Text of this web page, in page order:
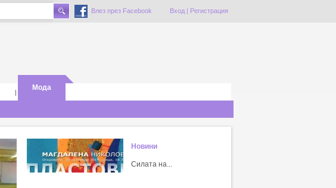
Влез през Facebook Вход| Регистрация
|
Мода
Новини
Силата на...